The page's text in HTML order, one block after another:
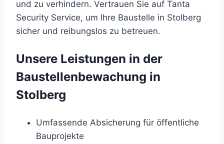
und zu verhindern. Vertrauen Sie auf Tanta
Security Service, um Ihre Baustelle in Stolberg
sicher und reibungslos zu betreuen.
Unsere Leistungen in der
Baustellenbewachung in
Stolberg
Umfassende Absicherung für öffentliche
Bauprojekte